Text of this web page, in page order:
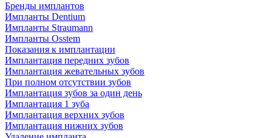
Бренды имплантов
Импланты Dentium
Импланты Straumann
Импланты Osstem
Показания к имплантации
Имплантация передних зубов
Имплантация жевательных зубов
При полном отсутствии зубов
Имплантация зубов за один день
Имплантация 1 зуба
Имплантация верхних зубов
Имплантация нижних зубов